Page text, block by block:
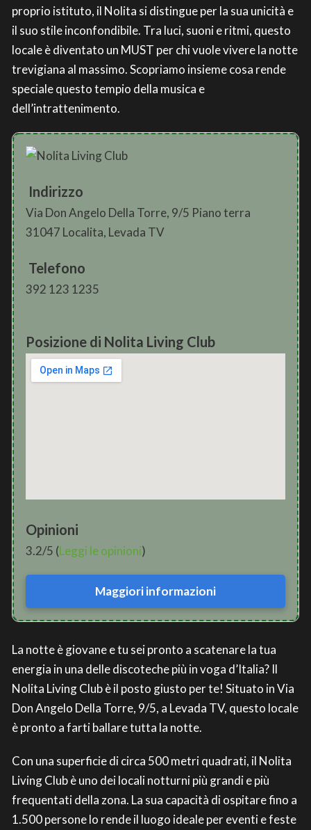
proprio istituto, il Nolita si distingue per la sua unicità e
il suo stile inconfondibile. Tra luci, suoni e ritmi, questo
locale è diventato un MUST per chi vuole vivere la notte
trevigiana al massimo. Scopriamo insieme cosa rende
speciale questo tempio della musica e
dell’intrattenimento.
Indirizzo
Via Don Angelo Della Torre, 9/5 Piano terra
31047 Localita, Levada TV
Telefono
392 123 1235
Posizione di Nolita Living Club
Opinioni
3.2/5 (Leggi le opinioni)
Maggiori informazioni
La notte è giovane e tu sei pronto a scatenare la tua
energia in una delle discoteche più in voga d’Italia? Il
Nolita Living Club è il posto giusto per te! Situato in Via
Don Angelo Della Torre, 9/5, a Levada TV, questo locale
è pronto a farti ballare tutta la notte.
Con una superficie di circa 500 metri quadrati, il Nolita
Living Club è uno dei locali notturni più grandi e più
frequentati della zona. La sua capacità di ospitare fino a
1.500 persone lo rende il luogo ideale per eventi e feste